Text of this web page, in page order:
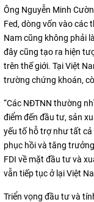
Ông Nguyễn Minh
Fed, dòng vốn vào các
Nam cũng không phải
đây cũng tạo ra hiện
trên thế giới. Tại Việt
trường chứng khoán,
“Các NĐTNN thường
điểm đến đầu tư, sản
yếu tố hỗ trợ như tất
phục hồi và tăng
FDI về mặt đầu tư và
vẫn tiếp tục ở lại Việt
Triển vọng đầu tư và